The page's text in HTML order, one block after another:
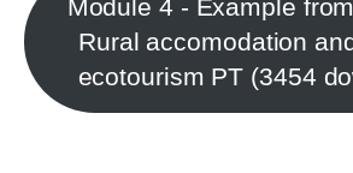
Module 4 - Example
Rural accomodation
ecotourism PT (3454